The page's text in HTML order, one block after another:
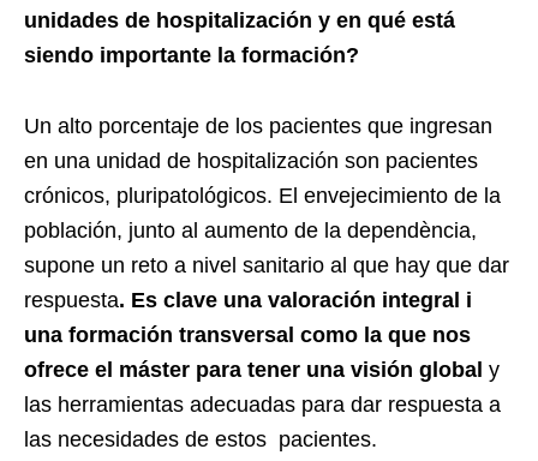
unidades de hospitalización y en qué está
siendo importante la formación?
Un alto porcentaje de los pacientes que ingresan
en una unidad de hospitalización son pacientes
crónicos, pluripatológicos. El envejecimiento de la
población, junto al aumento de la dependència,
supone un reto a nivel sanitario al que hay que dar
respuesta. Es clave una valoración integral i
una formación transversal como la que nos
ofrece el máster para tener una visión global y
las herramientas adecuadas para dar respuesta a
las necesidades de estos pacientes.